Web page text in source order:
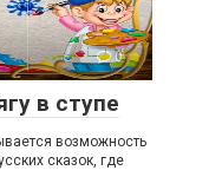
0
в ступе
возможность
сказок, где